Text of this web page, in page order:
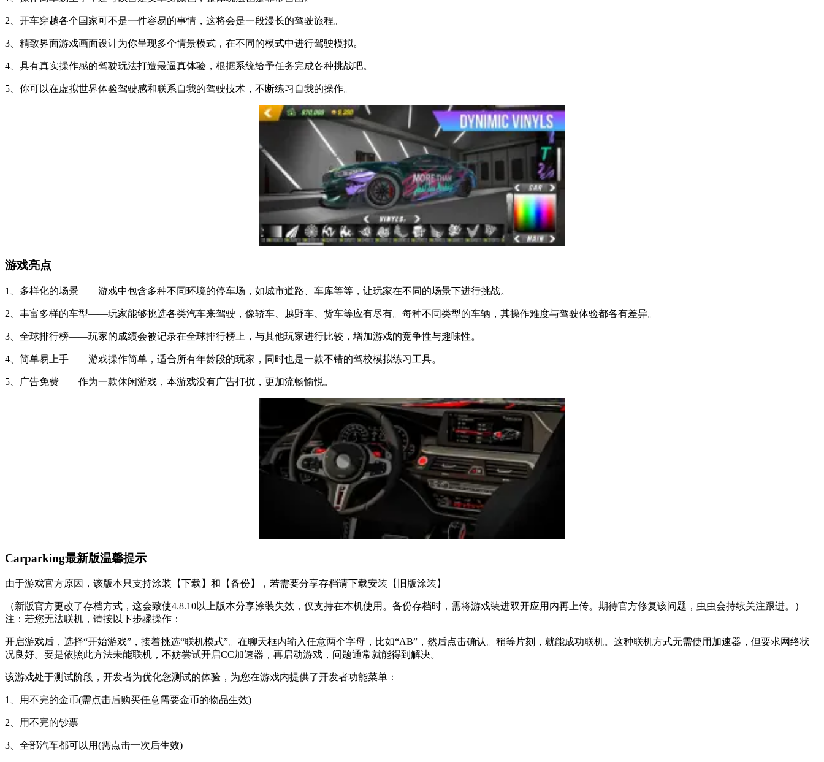
2、开车穿越各个国家可不是一件容易的事情，这将会是一段漫长的驾驶旅程。
3、精致界面游戏画面设计为你呈现多个情景模式，在不同的模式中进行驾驶模拟。
4、具有真实操作感的驾驶玩法打造最逼真体验，根据系统给予任务完成各种挑战吧。
5、你可以在虚拟世界体验驾驶感和联系自我的驾驶技术，不断练习自我的操作。
游戏亮点
1、多样化的场景——游戏中包含多种不同环境的停车场，如城市道路、车库等等，让玩家在不同的场景下进行挑战。
2、丰富多样的车型——玩家能够挑选各类汽车来驾驶，像轿车、越野车、货车等应有尽有。每种不同类型的车辆，其操作难度与驾驶体验都各有差异。
3、全球排行榜——玩家的成绩会被记录在全球排行榜上，与其他玩家进行比较，增加游戏的竞争性与趣味性。
4、简单易上手——游戏操作简单，适合所有年龄段的玩家，同时也是一款不错的驾校模拟练习工具。
5、广告免费——作为一款休闲游戏，本游戏没有广告打扰，更加流畅愉悦。
Carparking最新版温馨提示
由于游戏官方原因，该版本只支持涂装【下载】和【备份】，若需要分享存档请下载安装【旧版涂装】
（新版官方更改了存档方式，这会致使4.8.10以上版本分享涂装失效，仅支持在本机使用。备份存档时，需将游戏装进双开应用内再上传。期待官方修复该问题，虫虫会持续关注跟进。）
注：若您无法联机，请按以下步骤操作：
开启游戏后，选择“开始游戏”，接着挑选“联机模式”。在聊天框内输入任意两个字母，比如“AB”，然后点击确认。稍等片刻，就能成功联机。这种联机方式无需使用加速器，但要求网络状
况良好。要是依照此方法未能联机，不妨尝试开启CC加速器，再启动游戏，问题通常就能得到解决。
该游戏处于测试阶段，开发者为优化您测试的体验，为您在游戏内提供了开发者功能菜单：
1、用不完的金币(需点击后购买任意需要金币的物品生效)
2、用不完的钞票
3、全部汽车都可以用(需点击一次后生效)